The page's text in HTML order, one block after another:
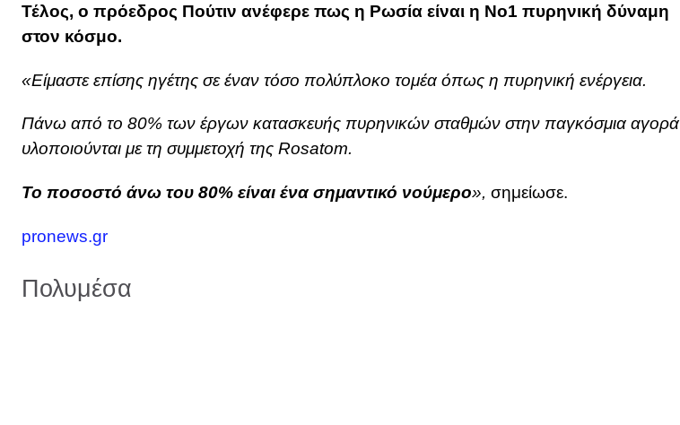
Τέλος, ο πρόεδρος Πούτιν ανέφερε πως η Ρωσία είναι η Νο1 πυρηνική δύναμη
στον κόσμο.
«Είμαστε επίσης ηγέτης σε έναν τόσο πολύπλοκο τομέα όπως η πυρηνική ενέργεια.
Πάνω από το 80% των έργων κατασκευής πυρηνικών σταθμών στην παγκόσμια αγορά
υλοποιούνται με τη συμμετοχή της Rosatom.
Το ποσοστό άνω του 80% είναι ένα σημαντικό νούμερο», σημείωσε.
pronews.gr
Πολυμέσα